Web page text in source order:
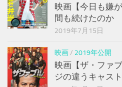
映画【今日も嫌
間も続けたのか
2019年7月15日
映画/ 2019年公開
映画【ザ・ファ
ジの違うキャス